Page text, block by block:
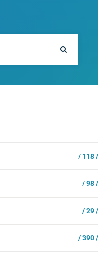
/ 118 /
/ 98 /
/ 29 /
/ 390 /